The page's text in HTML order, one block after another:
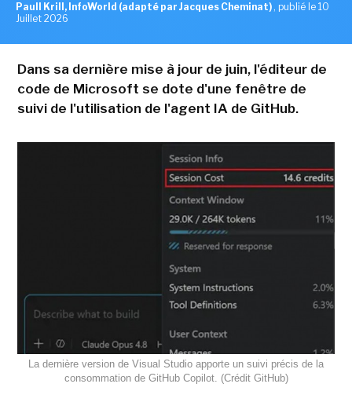
Paull Krill, InfoWorld (adapté par Jacques Cheminat) , publié le 10
Juillet 2026
Dans sa dernière mise à jour de juin, l'éditeur de
code de Microsoft se dote d'une fenêtre de
suivi de l'utilisation de l'agent IA de GitHub.
La dernière version de Visual Studio apporte un suivi précis de la
consommation de GitHub Copilot. (Crédit GitHub)